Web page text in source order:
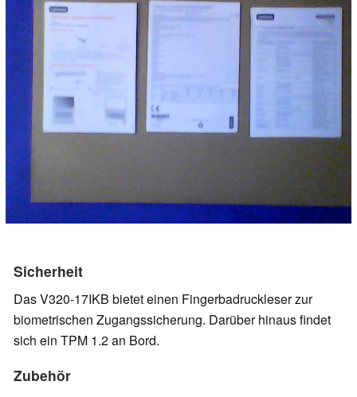
Sicherheit
Das V320-17IKB bietet einen Fingerbadruckleser zur
biometrischen Zugangssicherung. Darüber hinaus findet
sich ein TPM 1.2 an Bord.
Zubehör